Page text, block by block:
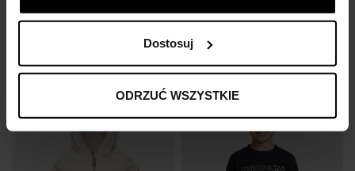
Dostosuj
ODRZUĆ WSZYSTKIE
Najniższa cena:230zł
Najniższa cena:700zł